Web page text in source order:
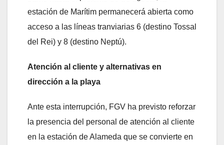
estación de Marítim permanecerá abierta como
acceso a las líneas tranviarias 6 (destino Tossal
del Rei) y 8 (destino Neptú).
Atención al cliente y alternativas en
dirección a la playa
Ante esta interrupción, FGV ha previsto reforzar
la presencia del personal de atención al cliente
en la estación de Alameda que se convierte en